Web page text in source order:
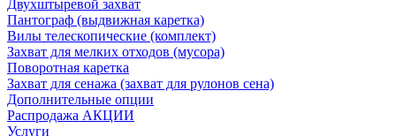
Двухштыревой захват
Пантограф (выдвижная каретка)
Вилы телескопические (комплект)
Захват для мелких отходов (мусора)
Поворотная каретка
Захват для сенажа (захват для рулонов сена)
Дополнительные опции
Распродажа АКЦИИ
Услуги